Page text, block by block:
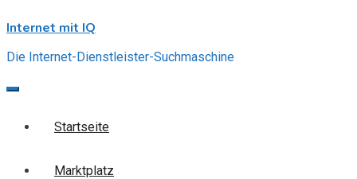
to
Internet mit IQ
Die Internet-Dienstleister-Suchmaschine
Startseite
Marktplatz